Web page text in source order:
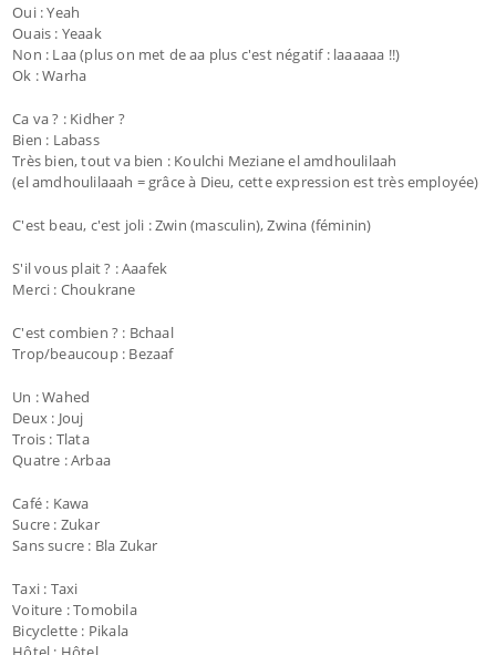
Oui : Yeah
Ouais : Yeaak
Non : Laa (plus on met de aa plus c'est négatif : laaaaaa !!)
Ok : Warha
Ca va ? : Kidher ?
Bien : Labass
Très bien, tout va bien : Koulchi Meziane el amdhoulilaah
(el amdhoulilaaah = grâce à Dieu, cette expression est très employée)
C'est beau, c'est joli : Zwin (masculin), Zwina (féminin)
S'il vous plait ? : Aaafek
Merci : Choukrane
C'est combien ? : Bchaal
Trop/beaucoup : Bezaaf
Un : Wahed
Deux : Jouj
Trois : Tlata
Quatre : Arbaa
Café : Kawa
Sucre : Zukar
Sans sucre : Bla Zukar
Taxi : Taxi
Voiture : Tomobila
Bicyclette : Pikala